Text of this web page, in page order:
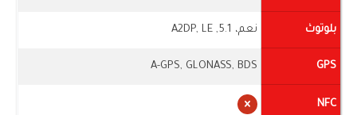
بلوتوث نعم، 5.1, A2DP, LE
GPS
A-GPS, GLONASS, BDS
NFC